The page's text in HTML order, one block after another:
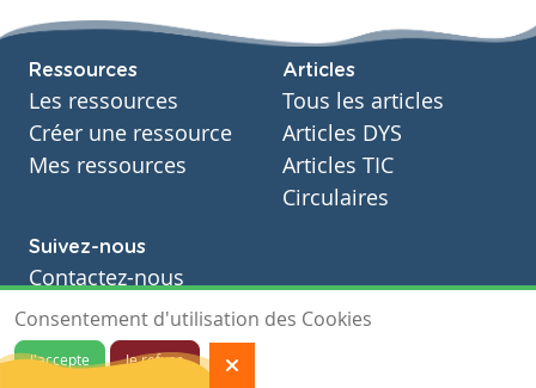
Ressources
Les ressources
Créer une ressource
Mes ressources
Articles
Tous les articles
Articles DYS
Articles TIC
Circulaires
Suivez-nous
Contactez-nous
Soutien scolaire
Notre page Facebook
Consentement d'utilisation des Cookies
J'accepte
Je refuse